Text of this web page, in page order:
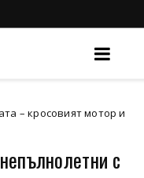
мотор или ATV?
с